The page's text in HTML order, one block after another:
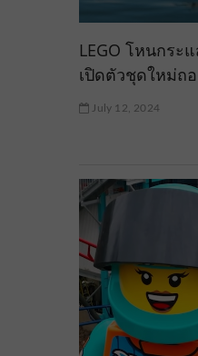
LEGO โหนกระ
เปิดตัวชุดใหม่ถ
July 12, 2024